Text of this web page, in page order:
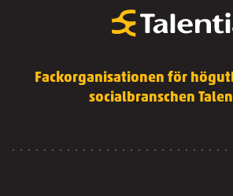
Fackorganisationen för
socialbranschen